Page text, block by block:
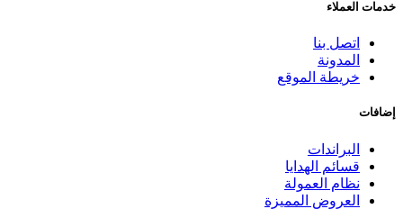
خدمات العملاء
اتصل بنا
المدونة
خريطة الموقع
إضافات
البراندات
قسائم الهدايا
نظام العمولة
العروض المميزة